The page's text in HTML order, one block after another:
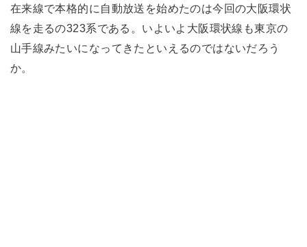
在来線で本格的に自動放送を始めたのは今回の大阪環状
線を走るの323系である。いよいよ大阪環状線も東京の
山手線みたいになってきたといえるのではないだろう
か。